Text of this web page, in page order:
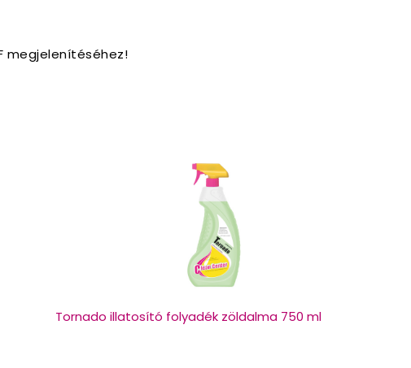
megjelenítéséhez!
Tornado illatosító folyadék zöldalma 750 ml